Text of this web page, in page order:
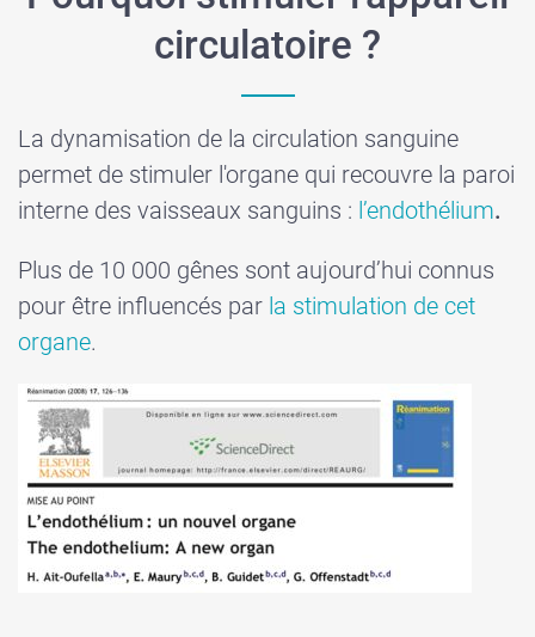
circulatoire ?
La dynamisation de la circulation sanguine
permet de stimuler l'organe qui recouvre la paroi
interne des vaisseaux sanguins : l’endothélium.
Plus de 10 000 gênes sont aujourd’hui connus
pour être influencés par la stimulation de cet
organe.